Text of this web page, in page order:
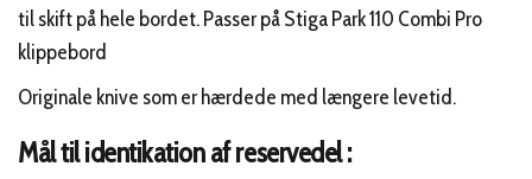
til skift på hele bordet. Passer på Stiga Park 110 Combi Pro
klippebord
Originale knive som er hærdede med længere levetid.
Mål til identikation af reservedel :